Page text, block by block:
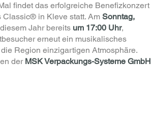
findet das erfolgreiche Benefizkonzert
Classic® in Kleve statt. Am Sonntag,
Jahr bereits um 17:00 Uhr,
erneut ein musikalisches
Region einzigartigen Atmosphäre.
der MSK Verpackungs-Systeme GmbH